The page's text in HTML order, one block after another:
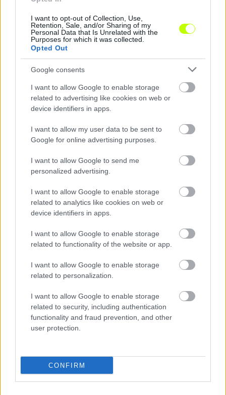
I want to opt-out of Collection, Use,
Retention, Sale, and/or Sharing of my
Personal Data that Is Unrelated with the
Purposes for which it was collected.
Opted Out
Google consents
I want to allow Google to enable storage
related to advertising like cookies on web or
device identifiers in apps.
I want to allow my user data to be sent to
Google for online advertising purposes.
I want to allow Google to send me
personalized advertising.
I want to allow Google to enable storage
related to analytics like cookies on web or
device identifiers in apps.
I want to allow Google to enable storage
related to functionality of the website or app.
I want to allow Google to enable storage
related to personalization.
I want to allow Google to enable storage
related to security, including authentication
functionality and fraud prevention, and other
user protection.
CONFIRM
Három külföldi klub is figyeli az ETO támadóját
Nfansu Njie három góllal hívta fel magára a nyugat-európai klubok
figyelmét.
2026.08.06.
A magyar válogatott középpályás klubrekordot jelentő üzlettel
2026.08.06.